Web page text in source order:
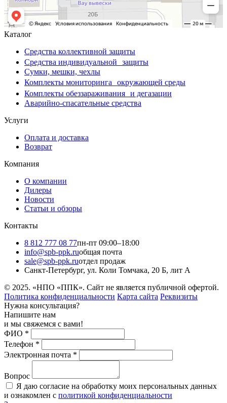
Каталог
Средства коллективной защиты
Средства индивидуальной защиты
Сумки, мешки, чехлы
Комплекты мониторинга окружающей среды
Комплекты обеззараживания и дегазации
Аварийно-спасательные средства
Услуги
Оплата и доставка
Возврат
Компания
О компании
Дилеры
Новости
Статьи и обзоры
Контакты
8 812 777 08 77пн-пт 09:00–18:00
info@spb-ppk.ruобщая почта
sale@spb-ppk.ruотдел продаж
Санкт-Петербург, ул. Коли Томчака, 20 Б, лит А
© 2025. «НПО «ППК». Сайт не является публичной офертой.
Политика конфиденциальности Карта сайта Реквизиты
Нужна консультация?
Напишите нам
и мы свяжемся с вами!
ФИО *
Телефон *
Электронная почта *
Вопрос
Я даю согласие на обработку моих персональных данных
и ознакомлен с политикой конфиденциальности